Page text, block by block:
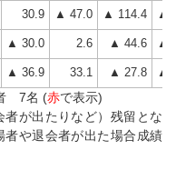
30.9 ▲ 47.0 ▲ 114.4 ▲
▲ 30.0 2.6 ▲ 44.6 ▲
▲ 36.9 33.1 ▲ 27.8
▲
7名 (赤で表示)
が出たりなど）残留とな
者や退会者が出た場合成績